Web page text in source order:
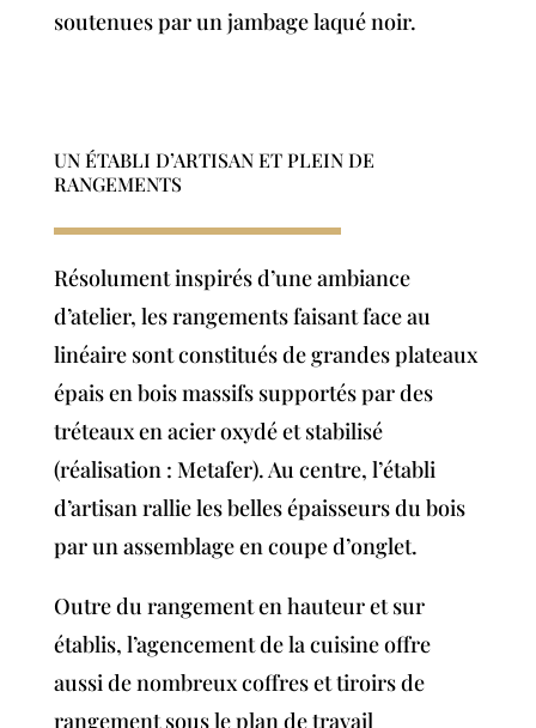
soutenues par un jambage laqué noir.
UN ÉTABLI D’ARTISAN ET PLEIN DE
RANGEMENTS
Résolument inspirés d’une ambiance
d’atelier, les rangements faisant face au
linéaire sont constitués de grandes plateaux
épais en bois massifs supportés par des
tréteaux en acier oxydé et stabilisé
(réalisation : Metafer). Au centre, l’établi
d’artisan rallie les belles épaisseurs du bois
par un assemblage en coupe d’onglet.
Outre du rangement en hauteur et sur
établis, l’agencement de la cuisine offre
aussi de nombreux coffres et tiroirs de
rangement sous le plan de travail